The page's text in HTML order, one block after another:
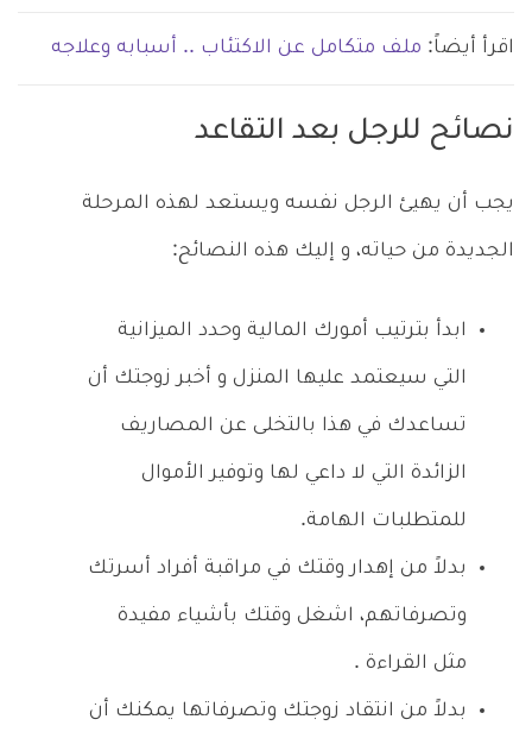
اقرأ أيضاً: ملف متكامل عن الاكتئاب .. أسبابه وعلاجه
نصائح للرجل بعد التقاعد
يجب أن يهيئ الرجل نفسه ويستعد لهذه المرحلة
الجديدة من حياته، و إليك هذه النصائح:
ابدأ بترتيب أمورك المالية وحدد الميزانية
التي سيعتمد عليها المنزل و أخبر زوجتك أن
تساعدك في هذا بالتخلى عن المصاريف
الزائدة التي لا داعي لها وتوفير الأموال
للمتطلبات الهامة.
بدلاً من إهدار وقتك في مراقبة أفراد أسرتك
وتصرفاتهم، اشغل وقتك بأشياء مفيدة
مثل القراءة .
بدلاً من انتقاد زوجتك وتصرفاتها يمكنك أن